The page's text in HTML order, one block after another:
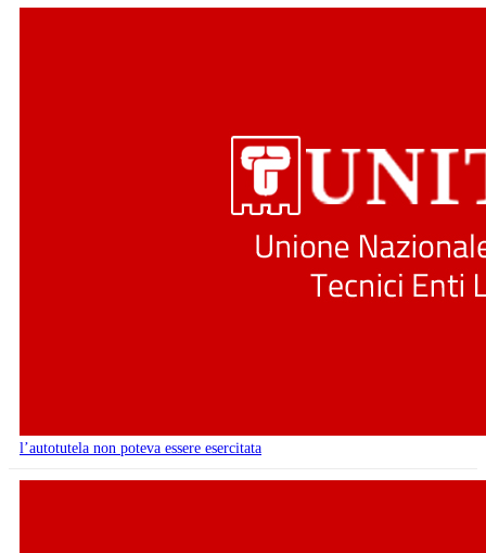
l’autotutela non poteva essere esercitata